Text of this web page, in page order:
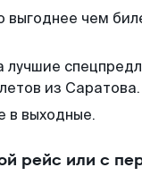
выгоднее чем
из Саратова.
в выходные.
рейс или с